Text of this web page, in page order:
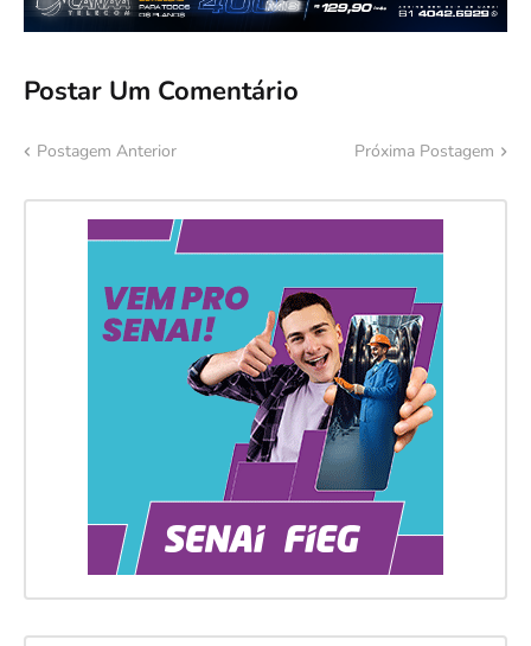
Postar Um Comentário
Postagem Anterior Próxima Postagem